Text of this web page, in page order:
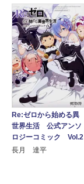
Re:ゼロから始める異
世界生活 公式アンソ
ロジーコミック Vol.2
長月 達平